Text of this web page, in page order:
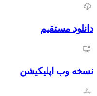
دانلود مستقیم
نسخه وب اپلیکیشن